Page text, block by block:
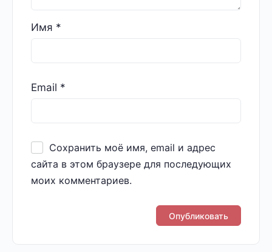
Имя *
Email *
Сохранить моё имя, email и адрес
сайта в этом браузере для последующих
моих комментариев.